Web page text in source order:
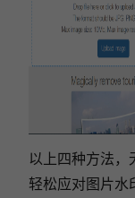
以上四种方法，
轻松应对图片水